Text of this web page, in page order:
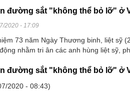
Đảng, đoàn thể
Văn hóa thể thao
Tin trong ngànhVăn bản khác
đường sắt "không thể bỏ lỡ" ở
2020 - 17:09
73 năm Ngày Thương binh, liệt sỹ
nhằm tri ân các anh hùng liệt sỹ,
đường sắt "không thể bỏ lỡ" ở
2020 - 08:43)